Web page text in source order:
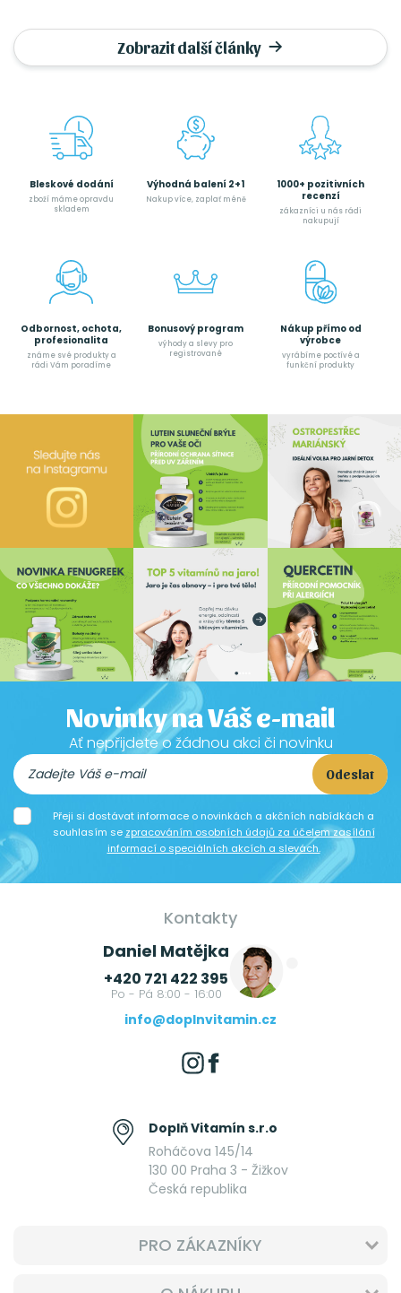
Zobrazit další články
Bleskové dodání
zboží máme opravdu
skladem
Výhodná balení 2+1
Nakup více, zaplať méně
1000+ pozitivních
recenzí
zákazníci u nás rádi
nakupují
Odbornost, ochota,
profesionalita
známe své produkty a
rádi Vám poradíme
Bonusový program
výhody a slevy pro
registrované
Nákup přímo od
výrobce
vyrábíme poctívé a
funkční produkty
Novinky na Váš e-mail
Ať nepřijdete o žádnou akci či novinku
Odeslat
Přeji si dostávat informace o novinkách a akčních nabídkách a
souhlasím se zpracováním osobních údajů za účelem zasílání
informací o speciálních akcích a slevách.
Kontakty
Daniel Matějka
+420 721 422 395
Po - Pá 8:00 - 16:00
info@doplnvitamin.cz
Doplň Vitamín s.r.o
Roháčova 145/14
130 00 Praha 3 - Žižkov
Česká republika
PRO ZÁKAZNÍKY